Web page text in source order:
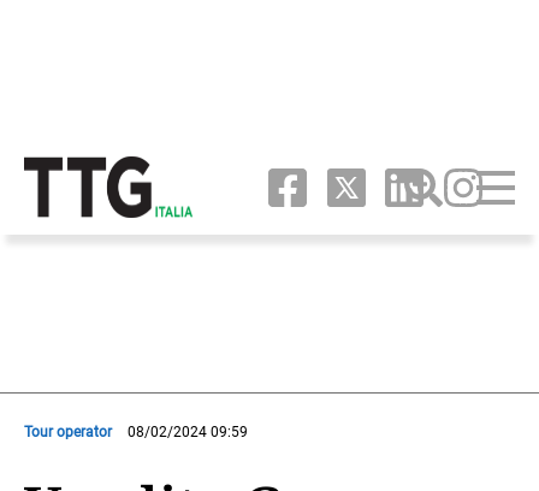
Tour operator 08/02/2024 09:59